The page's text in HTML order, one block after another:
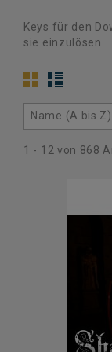
Keys für den
sie einzulösen.
Name (A bis Z)
1 - 12 von 868